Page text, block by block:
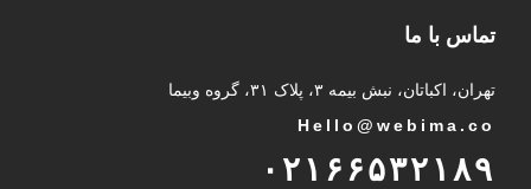
تماس با ما
تهران، اکباتان، نبش بیمه ۳، پلاک ۳۱، گروه وبیما
Hello@webima.co
۰۲۱۶۶۵۳۲۱۸۹